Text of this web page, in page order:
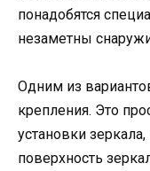
понадобятся
незаметны
Одним из
крепления. Это
установки
поверхность